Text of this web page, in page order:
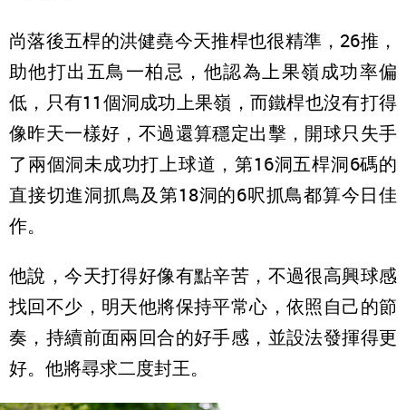
尚落後五桿的洪健堯今天推桿也很精準，26推，
助他打出五鳥一柏忌，他認為上果嶺成功率偏
低，只有11個洞成功上果嶺，而鐵桿也沒有打得
像昨天一樣好，不過還算穩定出擊，開球只失手
了兩個洞未成功打上球道，第16洞五桿洞6碼的
直接切進洞抓鳥及第18洞的6呎抓鳥都算今日佳
作。
他說，今天打得好像有點辛苦，不過很高興球感
找回不少，明天他將保持平常心，依照自己的節
奏，持續前面兩回合的好手感，並設法發揮得更
好。他將尋求二度封王。